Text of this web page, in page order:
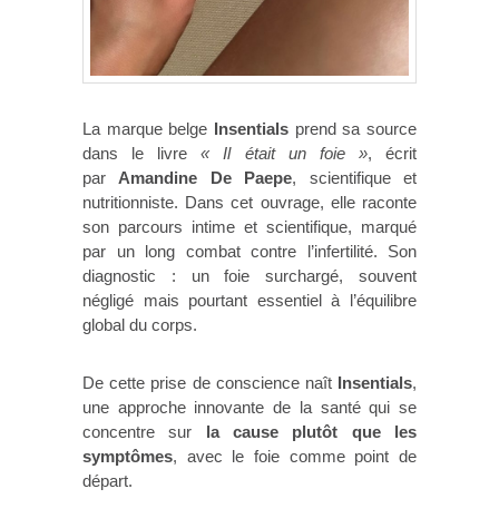
La marque belge Insentials prend sa source
dans le livre« Il était un foie », écrit
par Amandine De Paepe, scientifique et
nutritionniste. Dans cet ouvrage, elle raconte
son parcours intime et scientifique, marqué
par un long combat contre l’infertilité. Son
diagnostic : un foie surchargé, souvent
négligé mais pourtant essentiel à l’équilibre
global du corps.
De cette prise de conscience naît Insentials,
une approche innovante de la santé qui se
concentre sur la cause plutôt que les
symptômes, avec le foie comme point de
départ.